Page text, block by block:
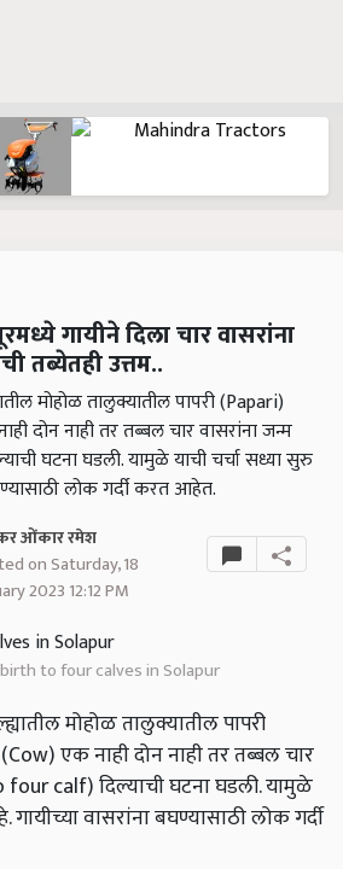
गायीने दिला चार वासरांना
तब्येतही उत्तम..
मोहोळ तालुक्यातील पापरी (Papari)
दोन नाही तर तब्बल चार वासरांना जन्म
घटना घडली. यामुळे याची चर्चा सध्या सुरु
लोक गर्दी करत आहेत.
ओंकार रमेश
on Saturday, 18
2023 12:12 PM
to four calves in Solapur
मोहोळ तालुक्यातील पापरी
एक नाही दोन नाही तर तब्बल चार
calf) दिल्याची घटना घडली. यामुळे
वासरांना बघण्यासाठी लोक गर्दी